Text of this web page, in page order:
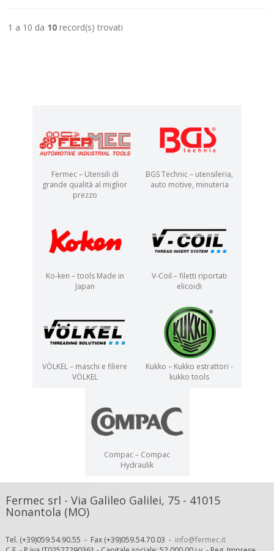
1 a 10 da 10 record(s) trovati
Fermec – Utensili di
grande qualità al miglior
prezzo
BGS Technic – utensileria,
auto motive, minuteria
Ko-ken – tools Made in
Japan
V-Coil – filetti riportati
elicoidi
VÖLKEL – maschi e filiere
VÖLKEL
Kukko – Kukko estrattori -
kukko tools
Compac – Compac
Hydraulik
Fermec srl - Via Galileo Galilei, 75 - 41015
Nonantola (MO)
Tel. (+39)059.54.90.55 - Fax (+39)059.54.70.03 - info@fermec.it